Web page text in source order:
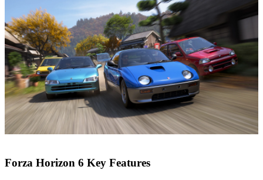
Forza Horizon 6 Key Features